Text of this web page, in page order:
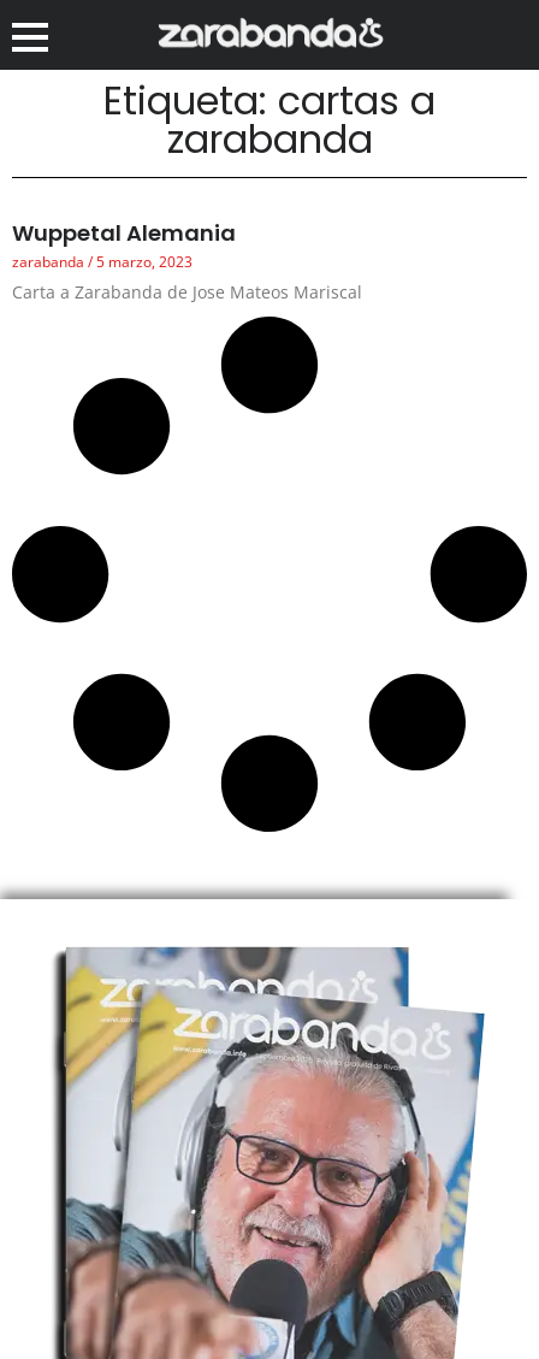
Etiqueta: cartas a
zarabanda
Wuppetal Alemania
zarabanda 5 marzo, 2023
Carta a Zarabanda de Jose Mateos Mariscal